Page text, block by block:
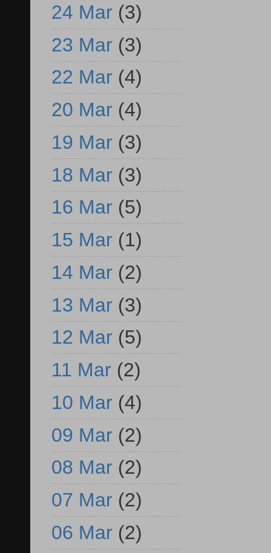
24 Mar (3)
23 Mar (3)
22 Mar (4)
20 Mar (4)
19 Mar (3)
18 Mar (3)
16 Mar (5)
15 Mar (1)
14 Mar (2)
13 Mar (3)
12 Mar (5)
11 Mar (2)
10 Mar (4)
09 Mar (2)
08 Mar (2)
07 Mar (2)
06 Mar (2)